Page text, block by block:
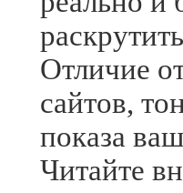
Отличие
сайтов,
показа
Читайте